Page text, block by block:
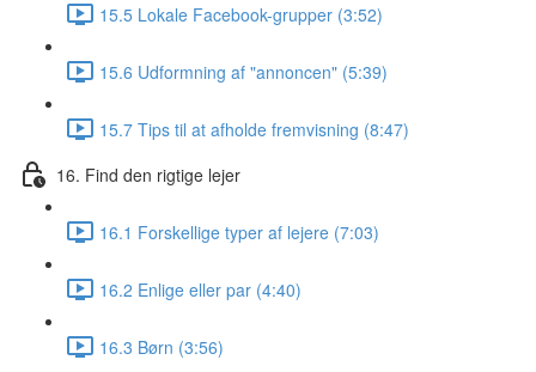
15.5 Lokale Facebook-grupper (3:52)
15.6 Udformning af "annoncen" (5:39)
15.7 Tips til at afholde fremvisning (8:47)
16. Find den rigtige lejer
16.1 Forskellige typer af lejere (7:03)
16.2 Enlige eller par (4:40)
16.3 Børn (3:56)